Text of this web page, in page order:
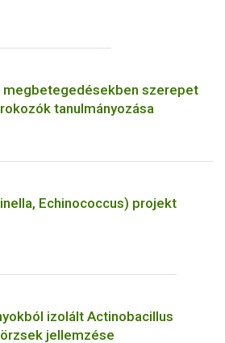
szerepet
tanulmányozása
Echinococcus) projekt
izolált Actinobacillus
jellemzése